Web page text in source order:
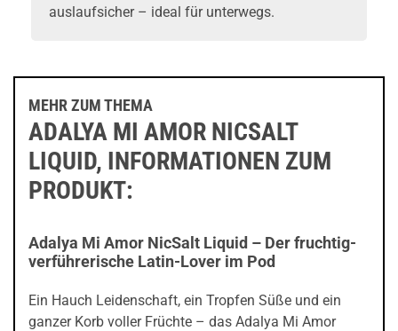
auslaufsicher – ideal für unterwegs.
MEHR ZUM THEMA
ADALYA MI AMOR NICSALT
LIQUID, INFORMATIONEN ZUM
PRODUKT:
Adalya Mi Amor NicSalt Liquid – Der fruchtig-
verführerische Latin-Lover im Pod
Ein Hauch Leidenschaft, ein Tropfen Süße und ein
ganzer Korb voller Früchte – das Adalya Mi Amor